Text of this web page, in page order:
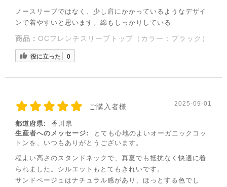
ノースリーブではなく、少し肩にかかっているようなデザイ
ンで着やすいと思います。綿もしっかりしている
商品： OCフレンチスリーブトップ（カラー：ブラック）
役に立った 0
ご購入者様 2025-09-01
都道府県:
香川県
生産者へのメッセージ:
とても心地のよいオーガニックコッ
トンを、いつもありがとうございます。
程よい高さのスタンドネックで、真夏でも抵抗なく快適に着
られました。シルエットもとてもきれいです。
サンドベージュはナチュラル感があり、ほっとする色でし